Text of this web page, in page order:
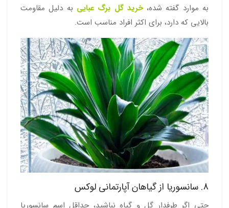
به موارد گفته شده،خرید گل برگ عبایی به دلیل مقاومت
بالایی که دارد، برای اکثر افراد مناسب است.
8. سانسوریا از گیاهان آپارتمانی لوکس
حتی اگر طرفدار گل و گیاه نباشید، حداقل اسم سانسوریا